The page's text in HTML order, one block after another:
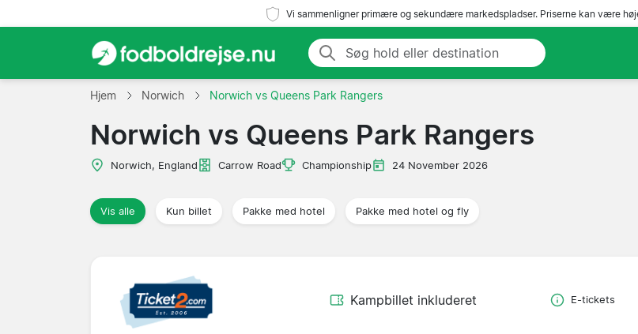
Vi sammenligner primære og sekundære markedspladser. Priserne kan være
Hjem Norwich Norwich vs Queens Park Rangers
Norwich vs Queens Park Rangers
Norwich, England Carrow Road Championship 24 November 2026
Vis alle Kun billet Pakke med hotel Pakke med hotel og fly
Kampbillet inkluderet E-tickets